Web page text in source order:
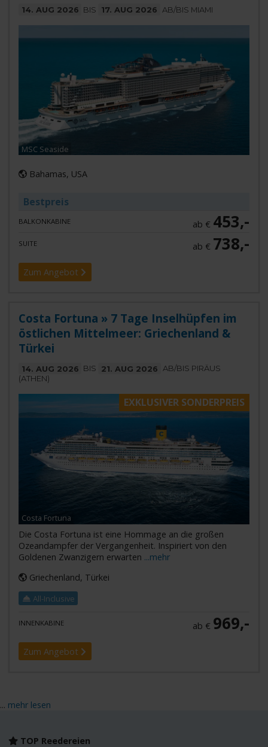
14. AUG 2026 BIS 17. AUG 2026 AB/BIS MIAMI
MSC Seaside
Bahamas, USA
Bestpreis
BALKONKABINE ab € 453,-
SUITE ab € 738,-
Zum Angebot
Costa Fortuna » 7 Tage Inselhüpfen im
östlichen Mittelmeer: Griechenland &
Türkei
14. AUG 2026 BIS 21. AUG 2026 AB/BIS PIRÄUS
(ATHEN)
EXKLUSIVER SONDERPREIS
Costa Fortuna
Die Costa Fortuna ist eine Hommage an die großen
Ozeandampfer der Vergangenheit. Inspiriert von den
Goldenen Zwanzigern erwarten ...mehr
Griechenland, Türkei
All-Inclusive
INNENKABINE ab € 969,-
Zum Angebot
... mehr lesen
TOP Reedereien